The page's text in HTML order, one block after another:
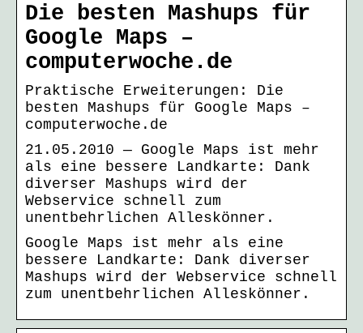
Die besten Mashups für
Google Maps –
computerwoche.de
Praktische Erweiterungen: Die
besten Mashups für Google Maps –
computerwoche.de
21.05.2010 — Google Maps ist mehr
als eine bessere Landkarte: Dank
diverser Mashups wird der
Webservice schnell zum
unentbehrlichen Alleskönner.
Google Maps ist mehr als eine
bessere Landkarte: Dank diverser
Mashups wird der Webservice schnell
zum unentbehrlichen Alleskönner.